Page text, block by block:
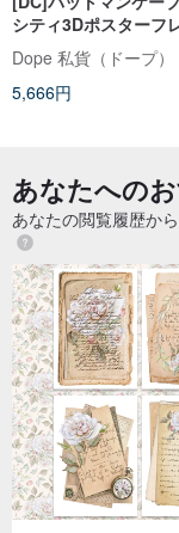
シティ3Dポスターフ
Dope 私貨（ドープ）
5,666円
あなたへの
あなたの閲覧履歴か